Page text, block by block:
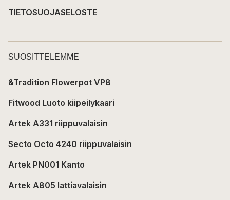
TIETOSUOJASELOSTE
SUOSITTELEMME
&Tradition Flowerpot VP8
Fitwood Luoto kiipeilykaari
Artek A331 riippuvalaisin
Secto Octo 4240 riippuvalaisin
Artek PN001 Kanto
Artek A805 lattiavalaisin